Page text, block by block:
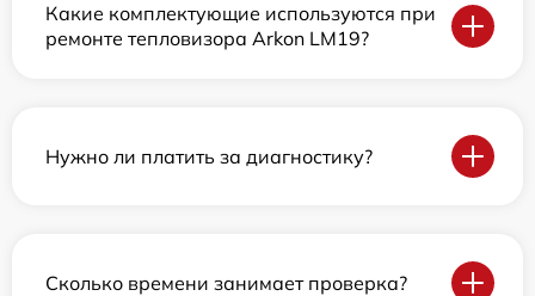
Какие комплектующие используются при
ремонте тепловизора Arkon LM19?
Нужно ли платить за диагностику?
Сколько времени занимает проверка?